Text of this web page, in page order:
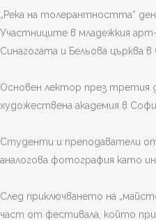
„Река на толерантността“
Участниците в младежкия
Синагогата и Бельова църква в
Основен лектор през третия
художествена академия в
Студенти и преподаватели
аналогова фотография като
След приключването на
част от фестивала, който